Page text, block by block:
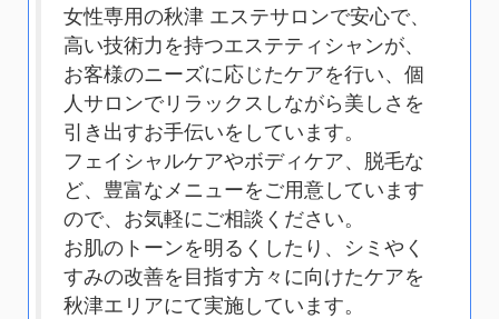
女性専用の秋津 エステサロンで安心で、
高い技術力を持つエステティシャンが、
お客様のニーズに応じたケアを行い、個
人サロンでリラックスしながら美しさを
引き出すお手伝いをしています。
フェイシャルケアやボディケア、脱毛な
ど、豊富なメニューをご用意しています
ので、お気軽にご相談ください。
お肌のトーンを明るくしたり、シミやく
すみの改善を目指す方々に向けたケアを
秋津エリアにて実施しています。